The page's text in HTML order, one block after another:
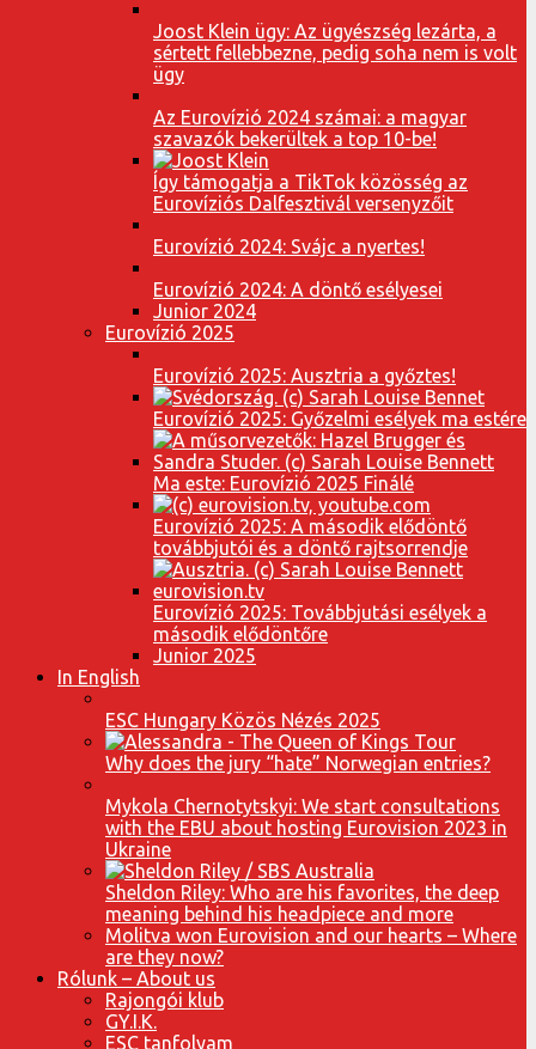
Joost Klein ügy: Az ügyészség lezárta, a
sértett fellebbezne, pedig soha nem is volt
ügy
Az Eurovízió 2024 számai: a magyar
szavazók bekerültek a top 10-be!
Így támogatja a TikTok közösség az
Eurovíziós Dalfesztivál versenyzőit
Eurovízió 2024: Svájc a nyertes!
Eurovízió 2024: A döntő esélyesei
Junior 2024
Eurovízió 2025
Eurovízió 2025: Ausztria a győztes!
Eurovízió 2025: Győzelmi esélyek ma estére
Ma este: Eurovízió 2025 Finálé
Eurovízió 2025: A második elődöntő
továbbjutói és a döntő rajtsorrendje
Eurovízió 2025: Továbbjutási esélyek a
második elődöntőre
Junior 2025
In English
ESC Hungary Közös Nézés 2025
Why does the jury “hate” Norwegian entries?
Mykola Chernotytskyi: We start consultations
with the EBU about hosting Eurovision 2023 in
Ukraine
Sheldon Riley: Who are his favorites, the deep
meaning behind his headpiece and more
Molitva won Eurovision and our hearts – Where
are they now?
Rólunk – About us
Rajongói klub
GY.I.K.
ESC tanfolyam